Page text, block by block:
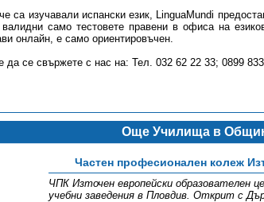
са изучавали испански език, LinguaMundi
само тестовете правени в офиса на
онлайн, е само ориентировъчен.
да се свържете с нас на: Тел. 032 62 22 33; 0899
Още Училища в
Частен професионален колеж
ЧПК Източен европейски образователен
учебни заведения в Пловдив. Открит с